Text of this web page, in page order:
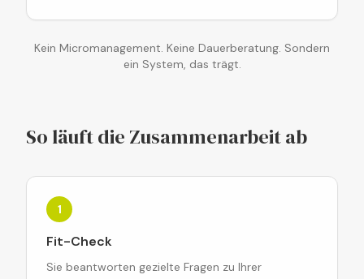
Kein Micromanagement. Keine Dauerberatung. Sondern
ein System, das trägt.
So läuft die Zusammenarbeit ab
1
Fit-Check
Sie beantworten gezielte Fragen zu Ihrer